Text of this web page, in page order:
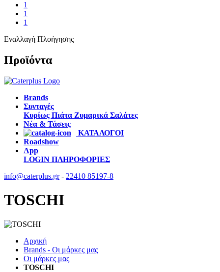
1
1
1
Εναλλαγή Πλοήγησης
Προϊόντα
Brands
Συνταγές
Κυρίως Πιάτα Ζυμαρικά Σαλάτες
Νέα & Τάσεις
ΚΑΤΑΛΟΓΟΙ
Roadshow
App
LOGIN ΠΛΗΡΟΦΟΡΙΕΣ
info@caterplus.gr- 22410 85197-8
TOSCHI
Αρχική
Brands - Οι μάρκες μας
Οι μάρκες μας
TOSCHI